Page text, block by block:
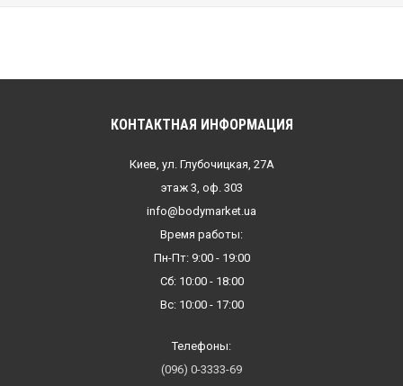
КОНТАКТНАЯ ИНФОРМАЦИЯ
Киев, ул. Глубочицкая, 27А
этаж 3, оф. 303
info@bodymarket.ua
Время работы:
Пн-Пт: 9:00 - 19:00
Сб: 10:00 - 18:00
Вс: 10:00 - 17:00
Телефоны:
(096) 0-3333-69